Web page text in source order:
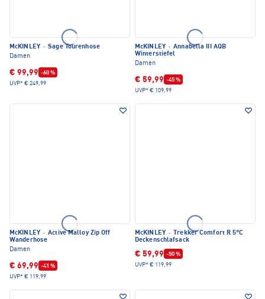
McKINLEY · Sage Tourenhose
Damen
€ 99,99 -60 %
UVP* € 249,99
McKINLEY · Annabella III AQB
Winterstiefel
Damen
€ 59,99 -45 %
UVP* € 109,99
McKINLEY · Active Malloy Zip Off
Wanderhose
Damen
€ 69,99 -41 %
UVP* € 119,99
McKINLEY ·
Trekker Comfort R 5°C
Deckenschlafsack
€ 59,99 -50 %
UVP* € 119,99